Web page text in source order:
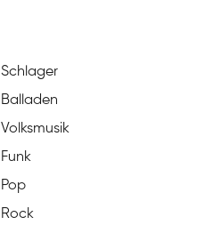
Schlager
Balladen
Volksmusik
Funk
Pop
Rock